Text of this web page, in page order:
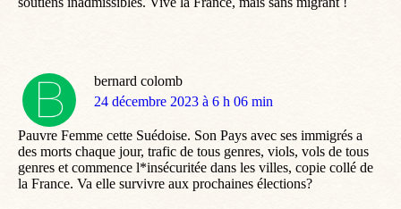
bernard colomb
dit
24 décembre 2023 à 6 h 06 min
Pauvre Femme cette Suédoise. Son Pays avec ses immigrés a
des morts chaque jour, trafic de tous genres, viols, vols de tous
genres et commence l*insécuritée dans les villes, copie collé de
la France. Va elle survivre aux prochaines élections?